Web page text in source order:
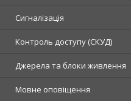
Сигналізація
Контроль доступу (СКУД)
Джерела та блоки живлення
Мовне оповіщення